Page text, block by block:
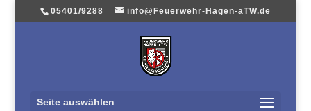
05401/9288 info@Feuerwehr-Hagen-aTW.de
Seite auswählen